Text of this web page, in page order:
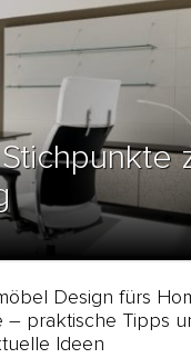
Design fürs
– praktische Tipps
Ideen